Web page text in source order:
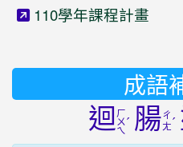
110學年課程計畫
成語
迴ㄏ
ㄨ
ㄟ
ˊ 腸ㄔ
ㄤˊ